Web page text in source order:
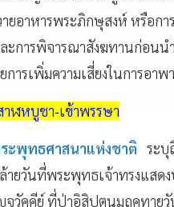
ายอาหารพระภิกษุสงห์ หรือก
ะการพิจารณาสังฆทานก่อน
การเพิ่มความเสี่ยงในการอา
ฬหบูชา-เข้าพรรษา
ะพุทธศาสนาแห่งชาติ ระบุ
ายวันที่พระพุทธเจ้าทรงแส
วัคคีย์ ที่ป่าอิสิปตนมฤคทายวั